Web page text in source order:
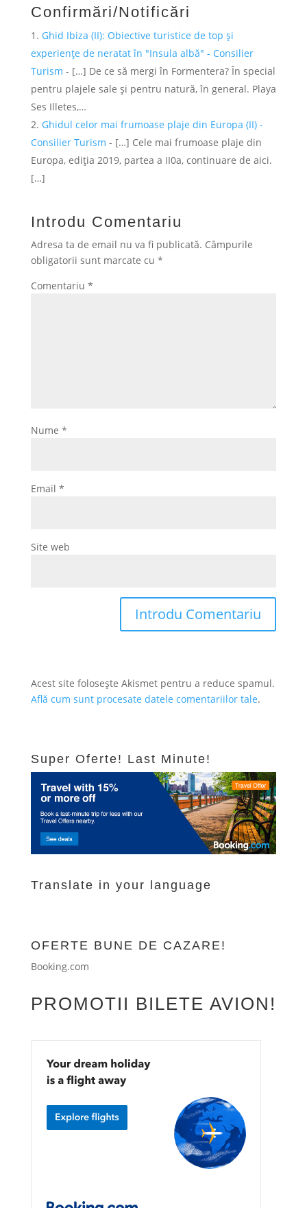
Confirmări/Notificări
Ghid Ibiza (II): Obiective turistice de top și
experiențe de neratat în "Insula albă" - Consilier
Turism - […] De ce să mergi în Formentera? În special
pentru plajele sale și pentru natură, în general. Playa
Ses Illetes,…
Ghidul celor mai frumoase plaje din Europa (II) -
Consilier Turism - […] Cele mai frumoase plaje din
Europa, ediția 2019, partea a II0a, continuare de aici.
[…]
Introdu Comentariu
Adresa ta de email nu va fi publicată. Câmpurile
obligatorii sunt marcate cu *
Comentariu *
Nume *
Email *
Site web
Acest site folosește Akismet pentru a reduce spamul.
Află cum sunt procesate datele comentariilor tale.
Super Oferte! Last Minute!
Translate in your language
OFERTE BUNE DE CAZARE!
Booking.com
PROMOTII BILETE AVION!